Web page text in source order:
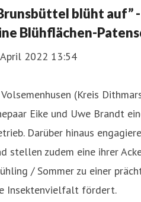
blüht auf”
Blühflächen-
2022 13:54
(Kreis
Eike und Uwe Brandt
Darüber hinaus
stellen zudem eine ihrer
/ Sommer zu einer
Insektenvielfalt fördert.